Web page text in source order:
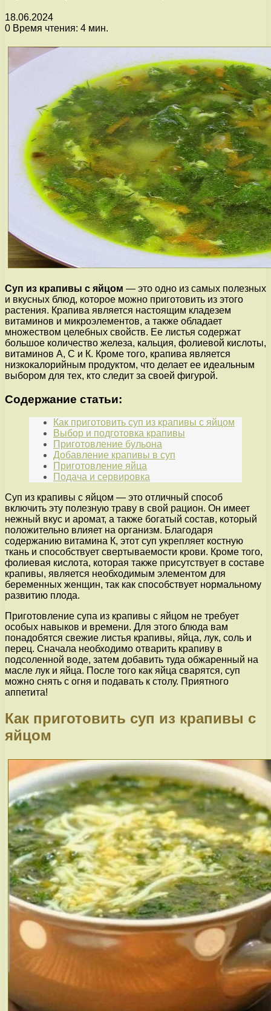
18.06.2024
0 Время чтения: 4 мин.
Суп из крапивы с яйцом — это одно из самых полезных
и вкусных блюд, которое можно приготовить из этого
растения. Крапива является настоящим кладезем
витаминов и микроэлементов, а также обладает
множеством целебных свойств. Ее листья содержат
большое количество железа, кальция, фолиевой кислоты,
витаминов А, С и К. Кроме того, крапива является
низкокалорийным продуктом, что делает ее идеальным
выбором для тех, кто следит за своей фигурой.
Содержание статьи:
Как приготовить суп из крапивы с яйцом
Выбор и подготовка крапивы
Приготовление бульона
Добавление крапивы в суп
Приготовление яйца
Подача и сервировка
Суп из крапивы с яйцом — это отличный способ
включить эту полезную траву в свой рацион. Он имеет
нежный вкус и аромат, а также богатый состав, который
положительно влияет на организм. Благодаря
содержанию витамина К, этот суп укрепляет костную
ткань и способствует свертываемости крови. Кроме того,
фолиевая кислота, которая также присутствует в составе
крапивы, является необходимым элементом для
беременных женщин, так как способствует нормальному
развитию плода.
Приготовление супа из крапивы с яйцом не требует
особых навыков и времени. Для этого блюда вам
понадобятся свежие листья крапивы, яйца, лук, соль и
перец. Сначала необходимо отварить крапиву в
подсоленной воде, затем добавить туда обжаренный на
масле лук и яйца. После того как яйца сварятся, суп
можно снять с огня и подавать к столу. Приятного
аппетита!
Как приготовить суп из крапивы с
яйцом